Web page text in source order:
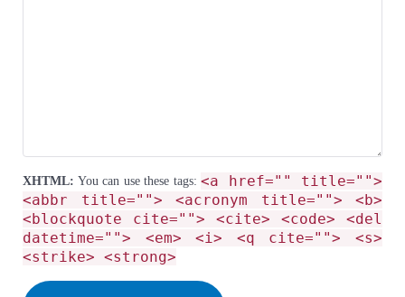
XHTML: You can use these tags: <a href="" title="">
<abbr title=""> <acronym title=""> <b>
<blockquote cite=""> <cite> <code> <del
datetime=""> <em> <i> <q cite=""> <s>
<strike> <strong>